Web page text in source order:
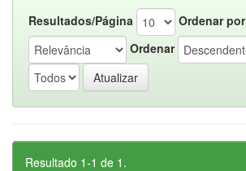
Resultados/Página
Ordenar por
Ordenar
Resultado 1-1 de 1.